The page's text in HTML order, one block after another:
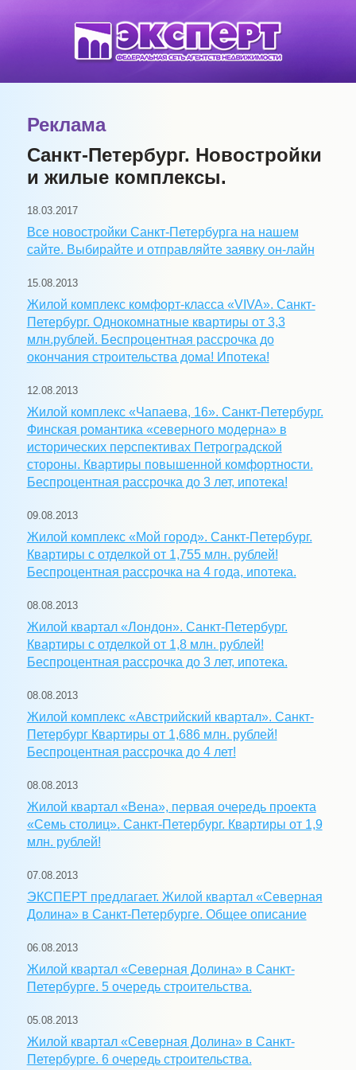
Реклама
Санкт-Петербург. Новостройки
и жилые комплексы.
18.03.2017
Все новостройки Санкт-Петербурга на нашем
сайте. Выбирайте и отправляйте заявку он-лайн
15.08.2013
Жилой комплекс комфорт-класса «VIVA». Санкт-
Петербург. Однокомнатные квартиры от 3,3
млн.рублей. Беспроцентная рассрочка до
окончания строительства дома! Ипотека!
12.08.2013
Жилой комплекс «Чапаева, 16». Санкт-Петербург.
Финская романтика «северного модерна» в
исторических перспективах Петроградской
стороны. Квартиры повышенной комфортности.
Беспроцентная рассрочка до 3 лет, ипотека!
09.08.2013
Жилой комплекс «Мой город». Санкт-Петербург.
Квартиры с отделкой от 1,755 млн. рублей!
Беспроцентная рассрочка на 4 года, ипотека.
08.08.2013
Жилой квартал «Лондон». Санкт-Петербург.
Квартиры с отделкой от 1,8 млн. рублей!
Беспроцентная рассрочка до 3 лет, ипотека.
08.08.2013
Жилой комплекс «Австрийский квартал». Санкт-
Петербург Квартиры от 1,686 млн. рублей!
Беспроцентная рассрочка до 4 лет!
08.08.2013
Жилой квартал «Вена», первая очередь проекта
«Семь столиц». Санкт-Петербург. Квартиры от 1,9
млн. рублей!
07.08.2013
ЭКСПЕРТ предлагает. Жилой квартал «Северная
Долина» в Санкт-Петербурге. Общее описание
06.08.2013
Жилой квартал «Северная Долина» в Санкт-
Петербурге. 5 очередь строительства.
05.08.2013
Жилой квартал «Северная Долина» в Санкт-
Петербурге. 6 очередь строительства.